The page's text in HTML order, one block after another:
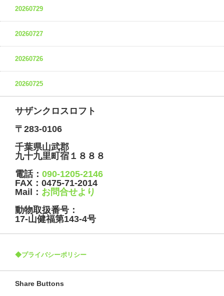
20260729
20260727
20260726
20260725
サザンクロスロフト
〒283-0106
千葉県山武郡
九十九里町宿１８８８
電話： 090-1205-2146
FAX： 0475-71-2014
Mail： お問合せより
動物取扱番号：
17-山健福第143-4号
◆プライバシーポリシー
Share Buttons